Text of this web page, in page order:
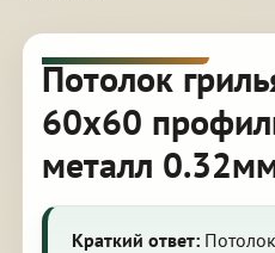
Потолок
60х60
металл
Краткий ответ: